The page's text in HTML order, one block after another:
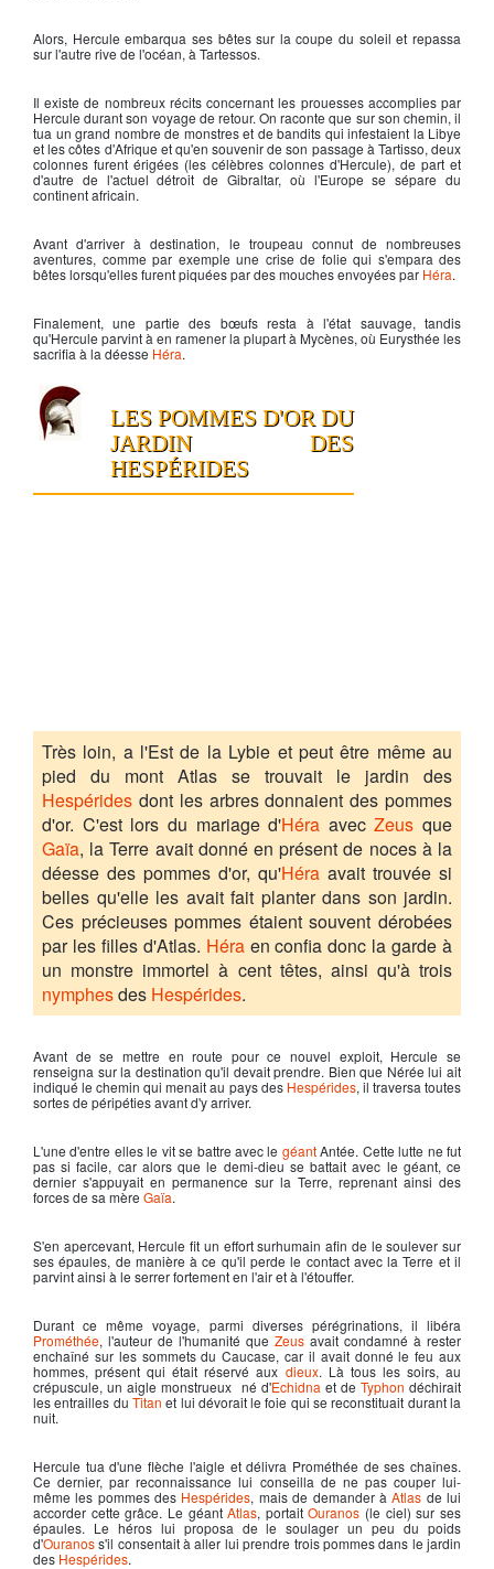
Alors, Hercule embarqua ses bêtes sur la coupe du soleil et repassa
sur l'autre rive de l'océan, à Tartessos.
Il existe de nombreux récits concernant les prouesses accomplies par
Hercule durant son voyage de retour. On raconte que sur son chemin, il
tua un grand nombre de monstres et de bandits qui infestaient la Libye
et les côtes d'Afrique et qu'en souvenir de son passage à Tartisso, deux
colonnes furent érigées (les célèbres colonnes d'Hercule), de part et
d'autre de l'actuel détroit de Gibraltar, où l'Europe se sépare du
continent africain.
Avant d'arriver à destination, le troupeau connut de nombreuses
aventures, comme par exemple une crise de folie qui s'empara des
bêtes lorsqu'elles furent piquées par des mouches envoyées par Héra.
Finalement, une partie des bœufs resta à l'état sauvage, tandis
qu'Hercule parvint à en ramener la plupart à Mycènes, où Eurysthée les
sacrifia à la déesse Héra.
LES POMMES D'OR DU
JARDIN DES
HESPÉRIDES
Très loin, a l'Est de la Lybie et peut être même au
pied du mont Atlas se trouvait le jardin des
Hespérides dont les arbres donnaient des pommes
d'or. C'est lors du mariage d'Héra avecZeus que
Gaïa, la Terre avait donné en présent de noces à la
déesse des pommes d'or, qu'Héra avait trouvée si
belles qu'elle les avait fait planter dans son jardin.
Ces précieuses pommes étaient souvent dérobées
par les filles d'Atlas. Héraen confia donc la garde à
un monstre immortel à cent têtes, ainsi qu'à trois
nymphesdes Hespérides.
Avant de se mettre en route pour ce nouvel exploit, Hercule se
renseigna sur la destination qu'il devait prendre. Bien que Nérée lui ait
indiqué le chemin qui menait au pays des Hespérides, il traversa toutes
sortes de péripéties avant d'y arriver.
L'une d'entre elles le vit se battre avec le géantAntée. Cette lutte ne fut
pas si facile, car alors que le demi-dieu se battait avec le géant, ce
dernier s'appuyait en permanence sur la Terre, reprenant ainsi des
forces de sa mère Gaïa.
S'en apercevant, Hercule fit un effort surhumain afin de le soulever sur
ses épaules, de manière à ce qu'il perde le contact avec la Terre et il
parvint ainsi à le serrer fortement en l'air et à l'étouffer.
Durant ce même voyage, parmi diverses pérégrinations, il libéra
Prométhée, l'auteur de l'humanité que Zeus avait condamné à rester
enchaîné sur les sommets du Caucase, car il avait donné le feu aux
hommes, présent qui était réservé aux dieux. Là tous les soirs, au
crépuscule, un aigle monstrueux né d'Echidna et de Typhon déchirait
les entrailles du Titan et lui dévorait le foie qui se reconstituait durant la
nuit.
Hercule tua d'une flèche l'aigle et délivra Prométhée de ses chaînes.
Ce dernier, par reconnaissance lui conseilla de ne pas couper lui-
même les pommes des Hespérides, mais de demander àAtlas de lui
accorder cette grâce. Le géantAtlas, portaitOuranos (le ciel) sur ses
épaules. Le héros lui proposa de le soulager un peu du poids
d'Ouranoss'il consentait à aller lui prendre trois pommes dans le jardin
des Hespérides.